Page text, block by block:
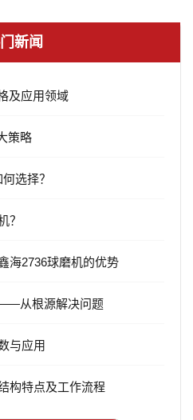
新闻
及应用领域
策略
选择？
？
海2736球磨机的优势
从根源解决问题
与应用
构特点及工作流程